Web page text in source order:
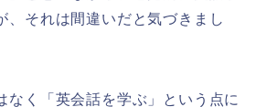
、それは間違いだと気づきまし
なく「英会話を学ぶ」という点に